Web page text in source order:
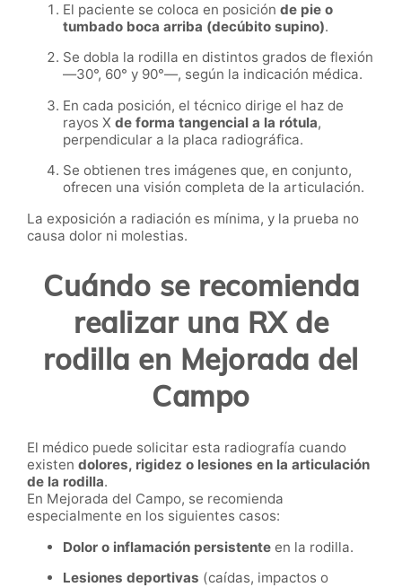
El paciente se coloca en posición de pie o
tumbado boca arriba (decúbito supino).
Se dobla la rodilla en distintos grados de flexión
—30°, 60° y 90°—, según la indicación médica.
En cada posición, el técnico dirige el haz de
rayos X de forma tangencial a la rótula,
perpendicular a la placa radiográfica.
Se obtienen tres imágenes que, en conjunto,
ofrecen una visión completa de la articulación.
La exposición a radiación es mínima, y la prueba no
causa dolor ni molestias.
Cuándo se recomienda
realizar una RX de
rodilla en Mejorada del
Campo
El médico puede solicitar esta radiografía cuando
existen dolores, rigidez o lesiones en la articulación
de la rodilla.
En Mejorada del Campo, se recomienda
especialmente en los siguientes casos:
Dolor o inflamación persistente en la rodilla.
Lesiones deportivas (caídas, impactos o